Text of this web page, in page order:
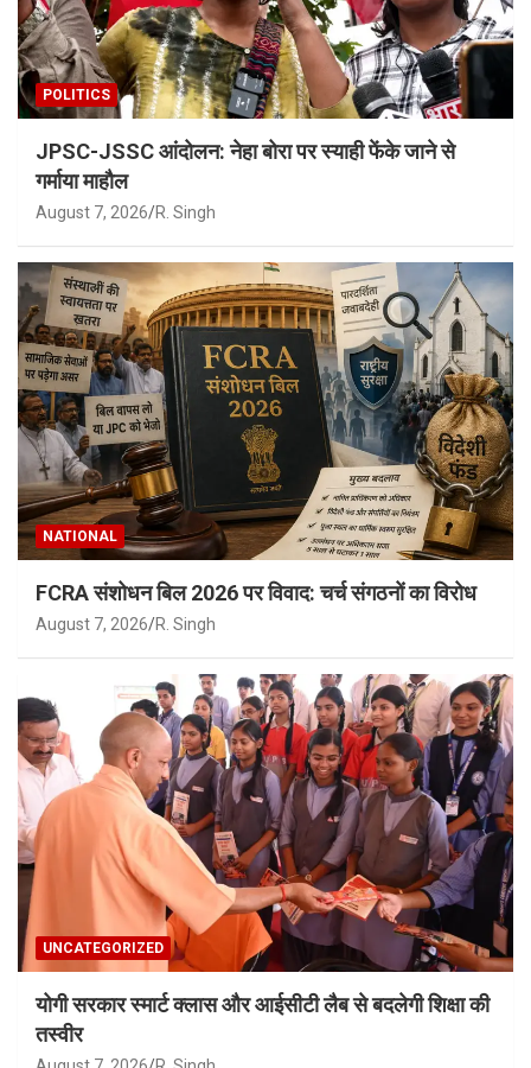
POLITICS
JPSC-JSSC आंदोलन: नेहा बोरा पर स्याही फेंके जाने से
गर्माया माहौल
August 7, 2026 R. Singh
NATIONAL
FCRA संशोधन बिल 2026 पर विवाद: चर्च संगठनों का विरोध
August 7, 2026 R. Singh
UNCATEGORIZED
योगी सरकार स्मार्ट क्लास और आईसीटी लैब से बदलेगी शिक्षा की
तस्वीर